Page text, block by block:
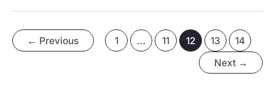
← Previous 1 … 11 12 13
14
Next →